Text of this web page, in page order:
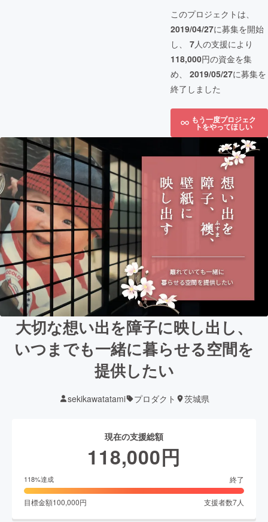
このプロジェクトは、
2019/04/27に募集を開始
し、 7人の支援により
118,000円の資金を集
め、 2019/05/27に募集を
終了しました
もう一度プロジェク
トをやってほしい
大切な想い出を障子に映し出し、
いつまでも一緒に暮らせる空間を
提供したい
sekikawatatami プロダクト 茨城県
現在の支援総額
118,000円
118%達成 終了
目標金額100,000円 支援者数7人